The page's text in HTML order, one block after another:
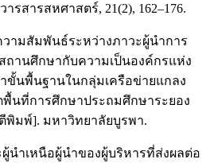
รสารสหศาสตร์, 21(2), 162–176.
ามสัมพันธ์ระหว่างภาวะผู้นำการ
ถานศึกษากับความเป็นองค์กรแห่ง
ขั้นพื้นฐานในกลุ่มเครือข่ายแกลง
พื้นที่การศึกษาประถมศึกษาระยอง
พิมพ์]. มหาวิทยาลัยบูรพา.
นำเหนือผู้นำของผู้บริหารที่ส่งผลต่อ